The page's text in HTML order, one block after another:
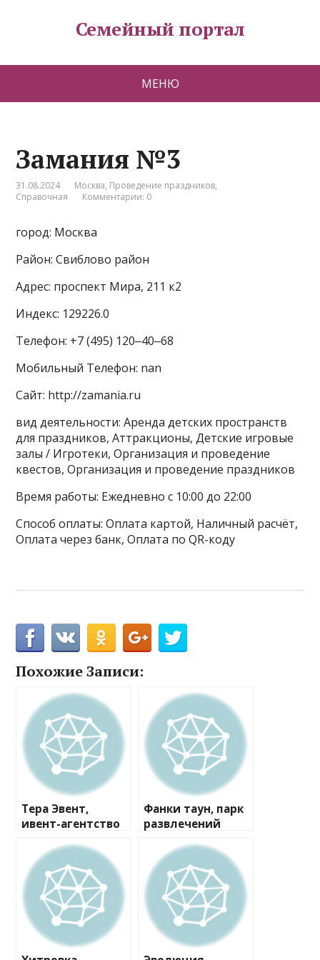
Семейный портал
МЕНЮ
Замания №3
31.08.2024 Москва, Проведение праздников,
Справочная
Комментарии: 0
город: Москва
Район: Свиблово район
Адрес: проспект Мира, 211 к2
Индекс: 129226.0
Телефон: +7 (495) 120‒40‒68
Мобильный Телефон: nan
Сайт: http://zamania.ru
вид деятельности: Аренда детских пространств
для праздников, Аттракционы, Детские игровые
залы / Игротеки, Организация и проведение
квестов, Организация и проведение праздников
Время работы: Ежедневно с 10:00 до 22:00
Способ оплаты: Оплата картой, Наличный расчёт,
Оплата через банк, Оплата по QR-коду
Похожие Записи:
Тера Эвент,
ивент-агентство
Фанки таун, парк
развлечений